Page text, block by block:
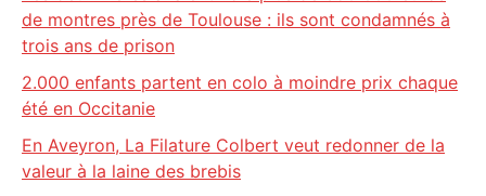
de montres près de Toulouse : ils sont condamnés à
trois ans de prison
2.000 enfants partent en colo à moindre prix chaque
été en Occitanie
En Aveyron, La Filature Colbert veut redonner de la
valeur à la laine des brebis